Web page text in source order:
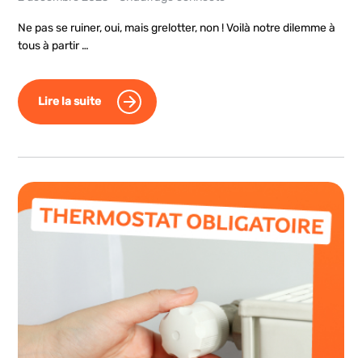
Ne pas se ruiner, oui, mais grelotter, non ! Voilà notre dilemme à
tous à partir …
Lire la suite